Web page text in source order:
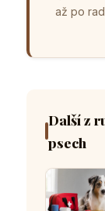
až po
Další z
psech